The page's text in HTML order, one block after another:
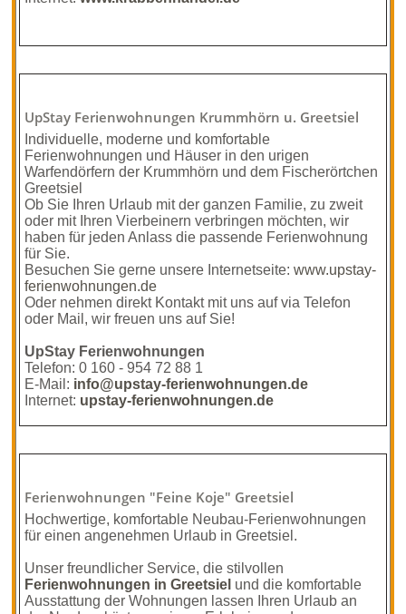
UpStay Ferienwohnungen Krummhörn u. Greetsiel
Individuelle, moderne und komfortable
Ferienwohnungen und Häuser in den urigen
Warfendörfern der Krummhörn und dem Fischerörtchen
Greetsiel
Ob Sie Ihren Urlaub mit der ganzen Familie, zu zweit
oder mit Ihren Vierbeinern verbringen möchten, wir
haben für jeden Anlass die passende Ferienwohnung
für Sie.
Besuchen Sie gerne unsere Internetseite:www.upstay-
ferienwohnungen.de
Oder nehmen direkt Kontakt mit uns auf via Telefon
oder Mail, wir freuen uns auf Sie!
UpStay Ferienwohnungen
Telefon: 0 160 - 954 72 88 1
E-Mail: info@upstay-ferienwohnungen.de
Internet: upstay-ferienwohnungen.de
Ferienwohn­ungen "Feine Koje" Greetsiel
Hochwertige, komfortable Neubau-Ferienwohnungen
für einen angenehmen Urlaub in Greetsiel.
Unser freundlicher Service, die stilvollen
Ferienwohnungen in Greetsiel und die komfortable
Ausstattung der Wohnungen lassen Ihren Urlaub an